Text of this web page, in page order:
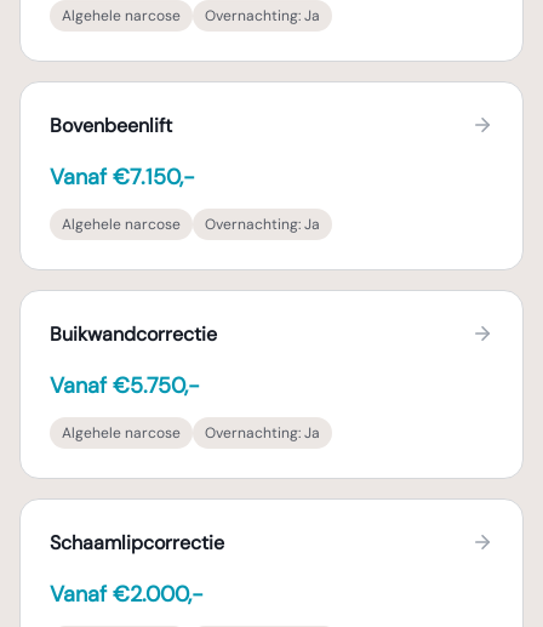
Algehele narcose Overnachting:Ja
Bovenbeenlift
Vanaf €7.150,-
Algehele narcose Overnachting:Ja
Buikwandcorrectie
Vanaf €5.750,-
Algehele narcose Overnachting:Ja
Schaamlipcorrectie
Vanaf €2.000,-